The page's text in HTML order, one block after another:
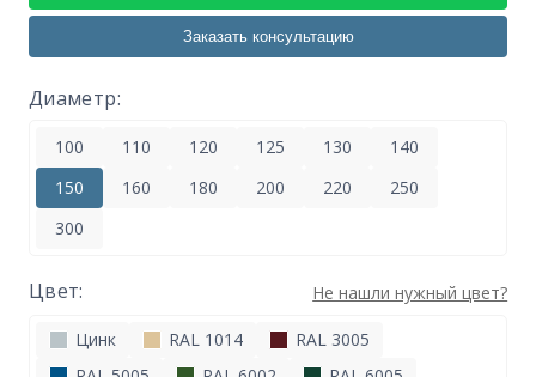
Заказать консультацию
Диаметр:
100 110 120 125 130
140
150
160 180 200 220
250
300
Цвет: Не нашли нужный цвет?
Цинк RAL 1014
RAL 3005